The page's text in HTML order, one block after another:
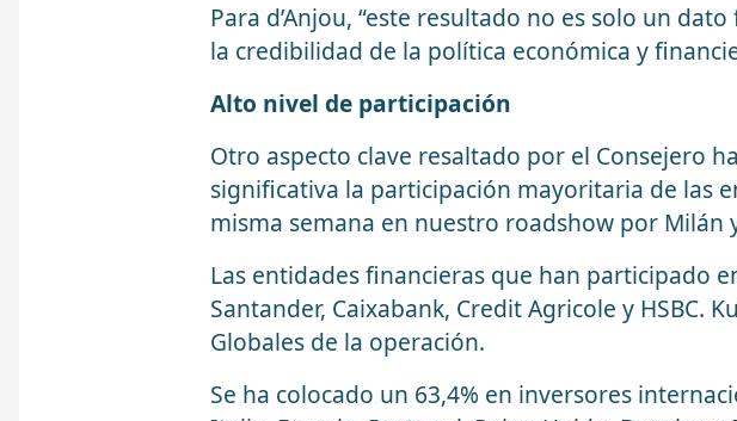
Para d’Anjou, “este resultado no es solo un
la credibilidad de la política económica y
Alto nivel de participación
Otro aspecto clave resaltado por el Consejero
significativa la participación mayoritaria de las
misma semana en nuestro roadshow por Milán
Las entidades financieras que han participado
Santander, Caixabank, Credit Agricole y HSBC.
Globales de la operación.
Se ha colocado un 63,4% en inversores